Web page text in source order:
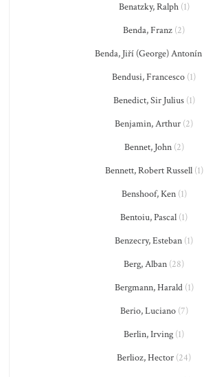
Benatzky, Ralph(1)
Benda, Franz (2)
Benda, Jiří (George) Antonín
Bendusi, Francesco (1)
Benedict, Sir Julius(1)
Benjamin, Arthur (2)
Bennet, John(2)
Bennett, Robert Russell(1)
Benshoof, Ken(1)
Bentoiu, Pascal (1)
Benzecry, Esteban (1)
Berg, Alban (28)
Bergmann, Harald(1)
Berio, Luciano(7)
Berlin, Irving (1)
Berlioz, Hector (24)